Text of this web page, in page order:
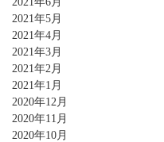
2021年5月
2021年4月
2021年3月
2021年2月
2021年1月
2020年12月
2020年11月
2020年10月